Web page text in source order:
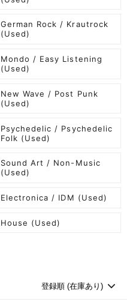
German Rock / Krautrock
(Used)
Mondo / Easy Listening
(Used)
New Wave / Post Punk
(Used)
Psychedelic / Psychedelic
Folk (Used)
Sound Art / Non-Music
(Used)
Electronica / IDM (Used)
House (Used)